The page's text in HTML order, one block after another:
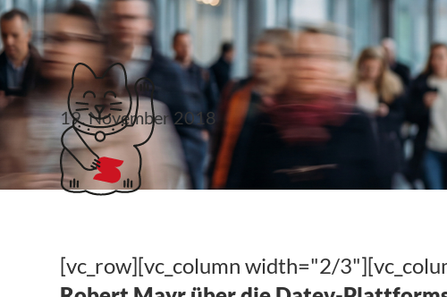
#steuerlinks 47. KW
19. November 2018
[vc_row][vc_column width="2/